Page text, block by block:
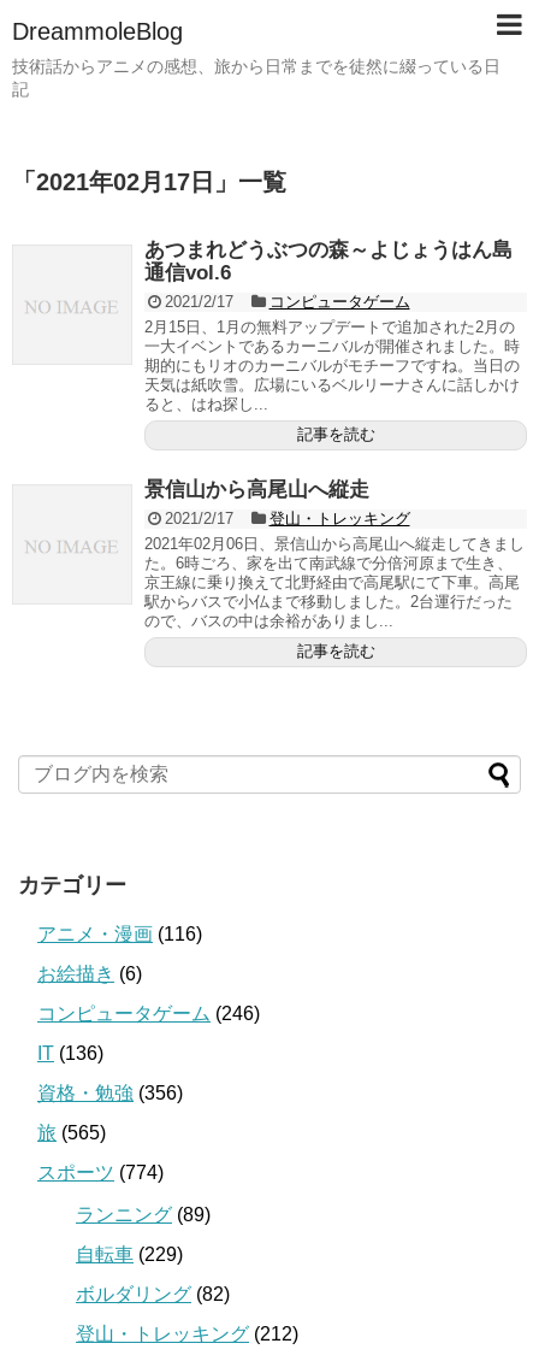
DreammoleBlog
技術話からアニメの感想、旅から日常までを徒然に綴っている日
記
「 2021年02月17日 」 一覧
あつまれどうぶつの森～よじょうはん島
通信vol.6
2021/2/17
コンピュータゲーム
2月15日、1月の無料アップデートで追加された2月の
一大イベントであるカーニバルが開催されました。時
期的にもリオのカーニバルがモチーフですね。当日の
天気は紙吹雪。広場にいるベルリーナさんに話しかけ
ると、はね探し...
記事を読む
景信山から高尾山へ縦走
2021/2/17
登山・トレッキング
2021年02月06日、景信山から高尾山へ縦走してきまし
た。6時ごろ、家を出て南武線で分倍河原まで生き、
京王線に乗り換えて北野経由で高尾駅にて下車。高尾
駅からバスで小仏まで移動しました。2台運行だった
ので、バスの中は余裕がありまし...
記事を読む
カテゴリー
アニメ・漫画 (116)
お絵描き (6)
コンピュータゲーム (246)
IT (136)
資格・勉強 (356)
旅 (565)
スポーツ (774)
ランニング (89)
自転車 (229)
ボルダリング (82)
登山・トレッキング (212)